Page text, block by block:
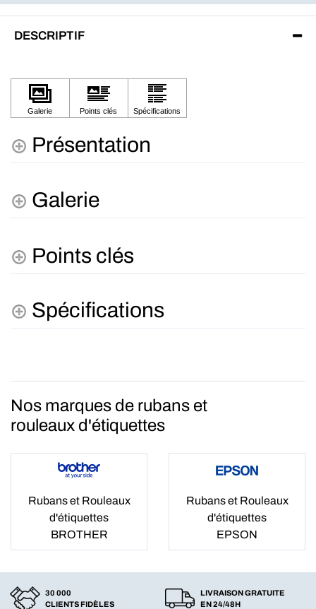
DESCRIPTIF
Présentation
Galerie
Points clés
Spécifications
Nos marques de rubans et
rouleaux d'étiquettes
Rubans et Rouleaux
d'étiquettes
BROTHER
Rubans et Rouleaux
d'étiquettes
EPSON
30 000
CLIENTS FIDÈLES
LIVRAISON GRATUITE
EN 24/48H